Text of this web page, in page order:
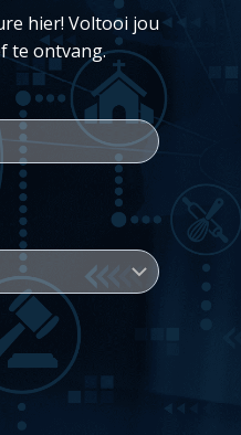
hier! Voltooi jou
te ontvang.